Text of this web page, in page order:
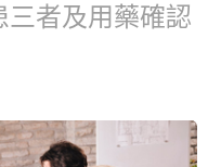
三者及用藥確認